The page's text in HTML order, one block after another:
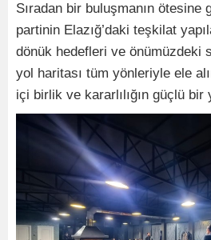
Sıradan bir buluşmanın ötesine
partinin Elazığ’daki teşkilat
dönük hedefleri ve önümüzdeki
yol haritası tüm yönleriyle ele
içi birlik ve kararlılığın güçlü bir